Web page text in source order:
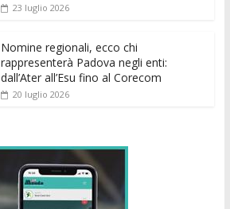
23 luglio 2026
Nomine regionali, ecco chi
rappresenterà Padova negli enti:
dall’Ater all’Esu fino al Corecom
20 luglio 2026